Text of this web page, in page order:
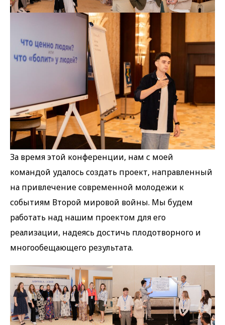
За время этой конференции, нам с моей
командой удалось создать проект, направленный
на привлечение современной молодежи к
событиям Второй мировой войны. Мы будем
работать над нашим проектом для его
реализации, надеясь достичь плодотворного и
многообещающего результата.